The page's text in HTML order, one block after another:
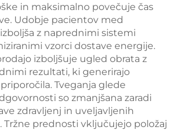
in maksimalno povečuje čas
Udobje pacientov med
z naprednimi sistemi
vzorci dostave energije.
izboljšuje ugled obrata z
rezultati, ki generirajo
Tveganja glede
so zmanjšana zaradi
zdravljenj in uveljavljenih
Tržne prednosti vključujejo položaj